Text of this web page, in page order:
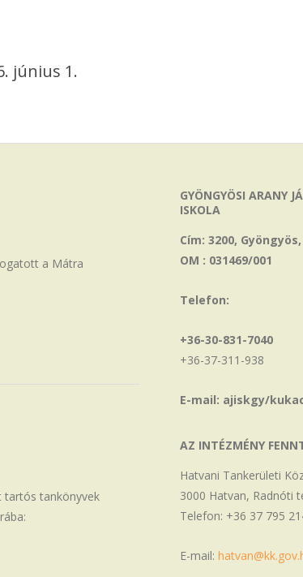
június 1.
a Mátra
tartós tankönyvek
GYÖNGYÖSI ARANY
ISKOLA
Cím: 3200,
OM : 031469/001
Telefon:
+36-30-831-7040
+36-37-311-938
E-mail: ajiskgy/
AZ INTÉZMÉNY
Hatvani Tankerületi
3000 Hatvan, Radnóti
Telefon: +36 37 795
E-mail: